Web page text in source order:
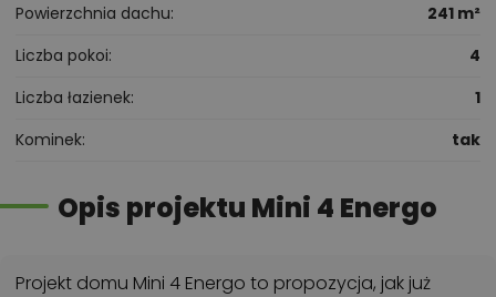
Powierzchnia dachu
241 m²
Liczba pokoi
4
Liczba łazienek
1
Kominek
tak
Opis projektu Mini 4 Energo
Projekt domu Mini 4 Energo to propozycja, jak już